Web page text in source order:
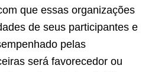
que essas organizações
de seus participantes e
pelas
será favorecedor ou